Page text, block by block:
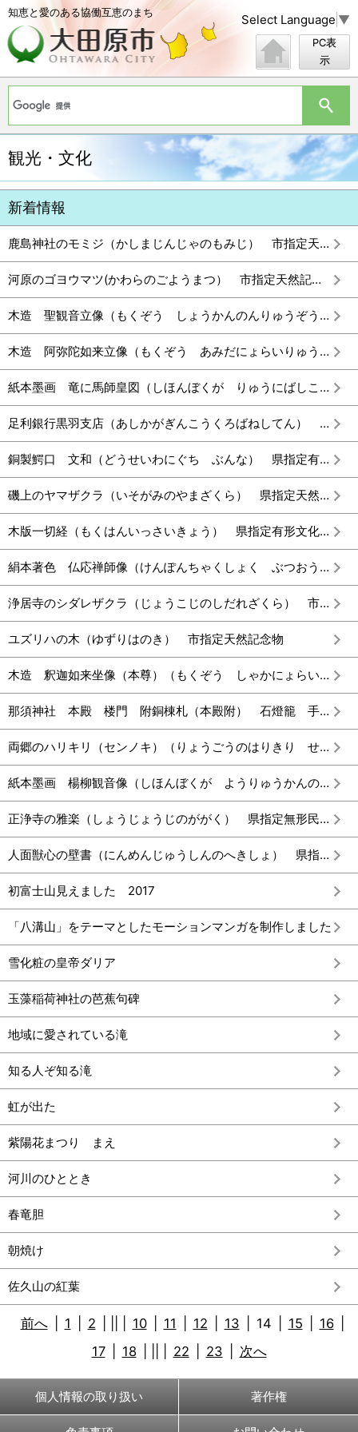
知恵と愛のある協働互恵のまち Select Language ▼
PC表
示
観光・文化
鹿島神社のモミジ（かしまじんじゃのもみじ） 市指定天然記念物
河原のゴヨウマツ(かわらのごようまつ） 市指定天然記念物
木造 聖観音立像（もくぞう しょうかんのんりゅうぞう） 県指定有形文化財(彫刻)
木造 阿弥陀如来立像（もくぞう あみだにょらいりゅうぞう） 県指定有形文化財(彫刻)
紙本墨画 竜に馬師皇図（しほんぼくが りゅうにばしこうず） 県指定有形文化財（絵画）
足利銀行黒羽支店（あしかがぎんこうくろばねしてん） 国登録有形文化財（建造物）
銅製鰐口 文和（どうせいわにぐち ぶんな） 県指定有形文化財(工芸品)
磯上のヤマザクラ（いそがみのやまざくら） 県指定天然記念物
木版一切経（もくはんいっさいきょう） 県指定有形文化財(書跡)
絹本著色 仏応禅師像（けんぽんちゃくしょく ぶつおうぜんじぞう） 国指定重要文化財（絵画）
浄居寺のシダレザクラ（じょうこじのしだれざくら） 市指定天然記念物
ユズリハの木（ゆずりはのき） 市指定天然記念物
木造 釈迦如来坐像（本尊）（もくぞう しゃかにょらいざぞうほんぞん） 県指定有形文化財(彫刻)
那須神社 本殿 楼門 附銅棟札（本殿附） 石燈籠 手水舟 （なすじんじゃ ほんでん ろうもん つけたり どうむなふだ いしどうろう ちょうずぶね） 国指定重要文化財（建造物）
両郷のハリキリ（センノキ）（りょうごうのはりきり せんのき） 市指定天然記念物
紙本墨画 楊柳観音像（しほんぼくが ようりゅうかんのんぞう） 県指定有形文化財（絵画）
正浄寺の雅楽（しょうじょうじのががく） 県指定無形民俗文化財
人面獣心の壁書（にんめんじゅうしんのへきしょ） 県指定有形民俗文化財
初富士山見えました 2017
「八溝山」をテーマとしたモーションマンガを制作しました
雪化粧の皇帝ダリア
玉藻稲荷神社の芭蕉句碑
地域に愛されている滝
知る人ぞ知る滝
虹が出た
紫陽花まつり まえ
河川のひととき
春竜胆
朝焼け
佐久山の紅葉
前へ 1 2 10 11 12 13 14 15 16
17
18 22 23 次へ
個人情報の取り扱い 著作権